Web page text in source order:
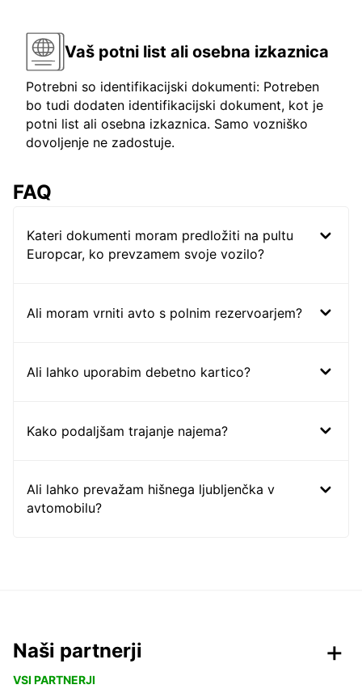
Vaš potni list ali osebna izkaznica
Potrebni so identifikacijski dokumenti: Potreben
bo tudi dodaten identifikacijski dokument, kot je
potni list ali osebna izkaznica. Samo vozniško
dovoljenje ne zadostuje.
FAQ
Kateri dokumenti moram predložiti na pultu
Europcar, ko prevzamem svoje vozilo?
Ali moram vrniti avto s polnim rezervoarjem?
Ali lahko uporabim debetno kartico?
Kako podaljšam trajanje najema?
Ali lahko prevažam hišnega ljubljenčka v
avtomobilu?
Naši partnerji
VSI PARTNERJI